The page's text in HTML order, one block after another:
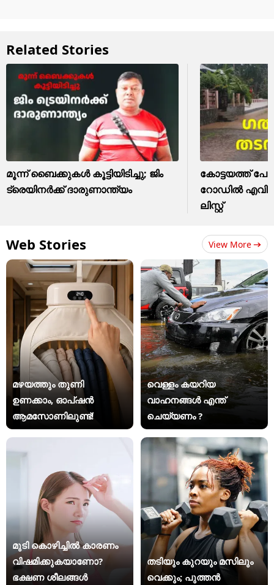
Related Stories
മൂന്ന് ബൈക്കുകൾ കൂട്ടിയിടിച്ചു; ജിം
ട്രെയിനർക്ക് ദാരുണാന്ത്യം
കോട്ടയത്ത്
റോഡിൽ
ലിസ്റ്റ്
Web Stories View More
മഴയത്തും തുണി
ഉണക്കാം, ഓപ്ഷൻ
ആമസോണിലുണ്ട്!
വെള്ളം കയറിയ
വാഹനങ്ങൾ എന്ത്
ചെയ്യണം ?
മുടി കൊഴിച്ചിൽ കാരണം
വിഷമിക്കുകയാണോ?
ഭക്ഷണ ശീലങ്ങൾ
തടിയും കുറയും മസിലും
വെക്കും; പുത്തൻ